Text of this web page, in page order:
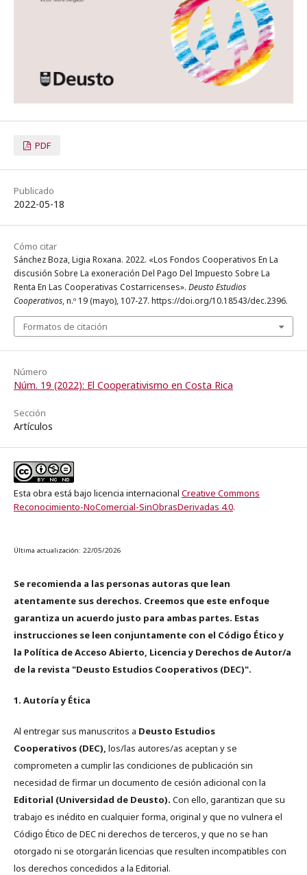
PDF
Publicado
2022-05-18
Cómo citar
Sánchez Boza, Ligia Roxana. 2022. «Los Fondos Cooperativos En La
discusión Sobre La exoneración Del Pago Del Impuesto Sobre La
Renta En Las Cooperativas Costarricenses». Deusto Estudios
Cooperativos, n.º 19 (mayo), 107-27. https://doi.org/10.18543/dec.2396.
Formatos de citación
Número
Núm. 19 (2022): El Cooperativismo en Costa Rica
Sección
Artículos
Esta obra está bajo licencia internacional Creative Commons
Reconocimiento-NoComercial-SinObrasDerivadas 4.0.
Última actualización: 22/05/2026
Se recomienda a las personas autoras que lean
atentamente sus derechos. Creemos que este enfoque
garantiza un acuerdo justo para ambas partes. Estas
instrucciones se leen conjuntamente con el Código Ético y
la Política de Acceso Abierto, Licencia y Derechos de Autor/a
de la revista "Deusto Estudios Cooperativos (DEC)".
1. Autoría y Ética
Al entregar sus manuscritos a Deusto Estudios
Cooperativos (DEC), los/las autores/as aceptan y se
comprometen a cumplir las condiciones de publicación sin
necesidad de firmar un documento de cesión adicional con la
Editorial (Universidad de Deusto). Con ello, garantizan que su
trabajo es inédito en cualquier forma, original y que no vulnera el
Código Ético de DEC ni derechos de terceros, y que no se han
otorgado ni se otorgarán licencias que resulten incompatibles con
los derechos concedidos a la Editorial.